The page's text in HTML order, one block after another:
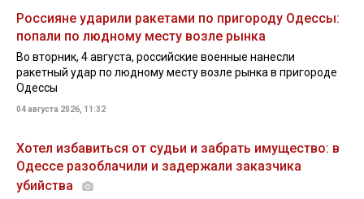
Россияне ударили ракетами по пригороду Одессы:
попали по людному месту возле рынка
Во вторник, 4 августа, российские военные нанесли
ракетный удар по людному месту возле рынка в пригороде
Одессы
04 августа 2026, 11:32
Хотел избавиться от судьи и забрать имущество: в
Одессе разоблачили и задержали заказчика
убийства